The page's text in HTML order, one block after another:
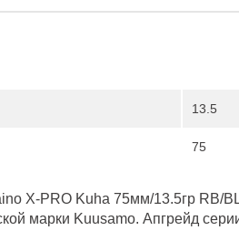
13.5
75
X-PRO Kuha 75мм/13.5гр RB/
марки Kuusamo. Апгрейд